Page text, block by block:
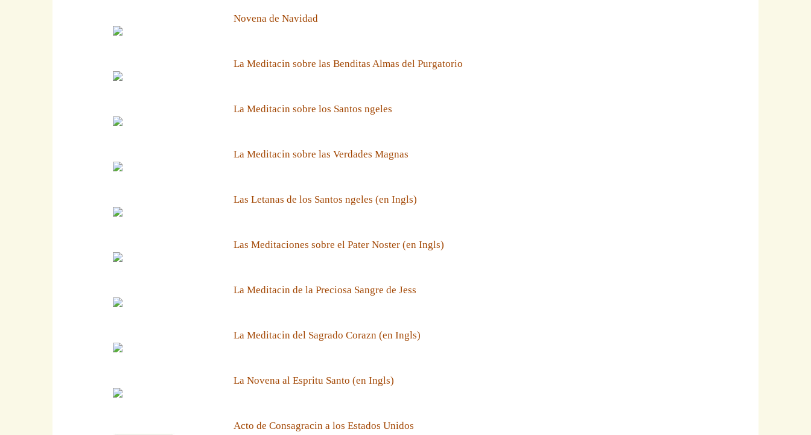
Novena de Navidad
La Meditacin sobre las Benditas Almas del Purgatorio
La Meditacin sobre los Santos ngeles
La Meditacin sobre las Verdades Magnas
Las Letanas de los Santos ngeles (en Ingls)
Las Meditaciones sobre el Pater Noster (en Ingls)
La Meditacin de la Preciosa Sangre de Jess
La Meditacin del Sagrado Corazn (en Ingls)
La Novena al Espritu Santo (en Ingls)
Acto de Consagracin a los Estados Unidos